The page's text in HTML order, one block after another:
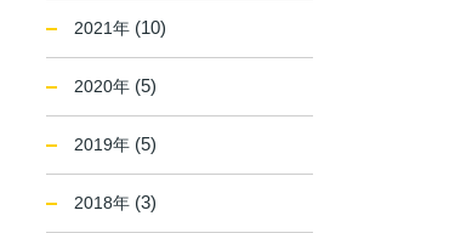
2021年 (10)
2020年 (5)
2019年 (5)
2018年 (3)